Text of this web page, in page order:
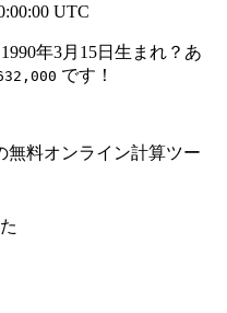
UTC
年3月15日生まれ？あ
です！
無料オンライン計算ツー